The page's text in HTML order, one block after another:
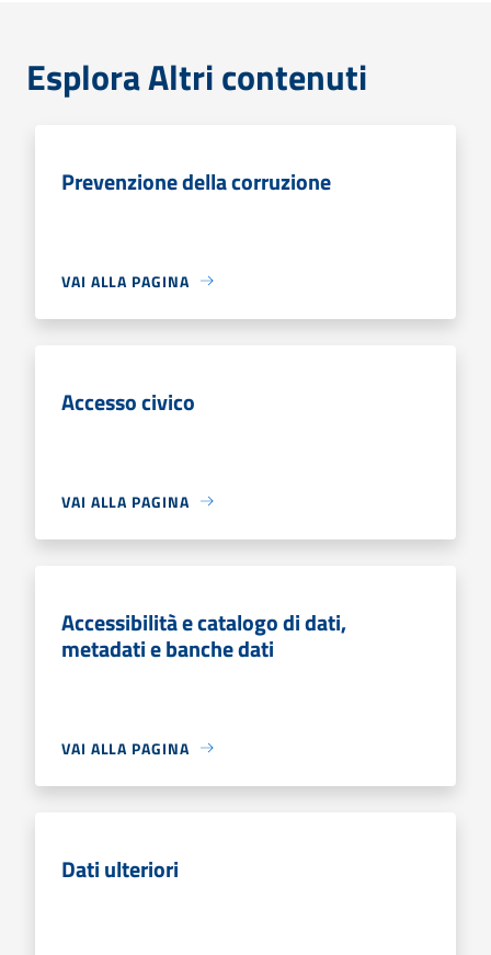
Esplora Altri contenuti
Prevenzione della corruzione
VAI ALLA PAGINA
Accesso civico
VAI ALLA PAGINA
Accessibilità e catalogo di dati,
metadati e banche dati
VAI ALLA PAGINA
Dati ulteriori